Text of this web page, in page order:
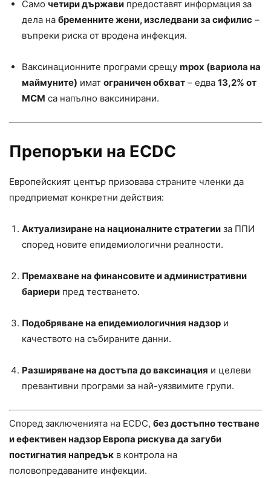
Само четири държави предоставят информация за
дела на бременните жени, изследвани за сифилис –
въпреки риска от вродена инфекция.
Ваксинационните програми срещу mpox (вариола на
маймуните) имат ограничен обхват – едва 13,2% от
МСМ са напълно ваксинирани.
Препоръки на ECDC
Европейският център призовава страните членки да
предприемат конкретни действия:
Актуализиране на националните стратегии за ППИ
според новите епидемиологични реалности.
Премахване на финансовите и административни
бариери пред тестването.
Подобряване на епидемиологичния надзор и
качеството на събираните данни.
Разширяване на достъпа до ваксинация и целеви
превантивни програми за най-уязвимите групи.
Според заключенията на ECDC, без достъпно тестване
и ефективен надзор Европа рискува да загуби
постигнатия напредък в контрола на
половопредаваните инфекции.